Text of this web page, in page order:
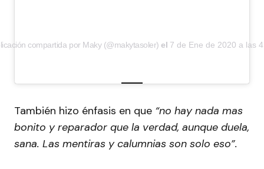
compartida por Maky (@makytasoler) el 7 de Ene de 2020 a las
También hizo énfasis en que “no hay nada mas
bonito y reparador que la verdad, aunque duela,
sana. Las mentiras y calumnias son solo eso”.